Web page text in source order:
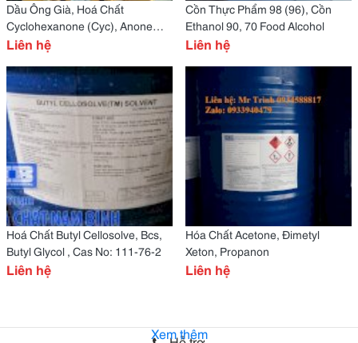
Dầu Ông Già, Hoá Chất
Cyclohexanone (Cyc), Anone
Cas No: 108-94-1
Liên hệ
Cồn Thực Phẩm 98 (96), Cồn
Ethanol 90, 70 Food Alcohol
Liên hệ
Hoá Chất Butyl Cellosolve, Bcs,
Butyl Glycol , Cas No: 111-76-2
Liên hệ
Hóa Chất Acetone, Đimetyl
Xeton, Propanon
Liên hệ
Xem thêm